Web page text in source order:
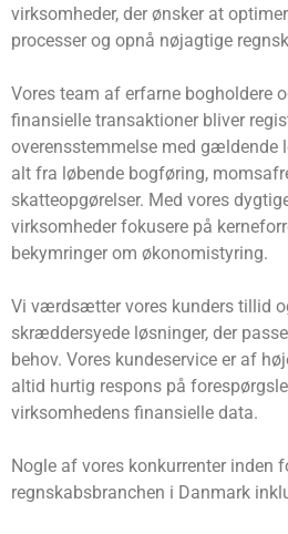
virksomheder, der ønsker at
processer og opnå nøjagtige
Vores team af erfarne bogholdere
finansielle transaktioner bliver
overensstemmelse med gældende
alt fra løbende bogføring,
skatteopgørelser. Med vores
virksomheder fokusere på
bekymringer om økonomistyring.
Vi værdsætter vores kunders tillid
skræddersyede løsninger, der
behov. Vores kundeservice er af
altid hurtig respons på
virksomhedens finansielle data.
Nogle af vores konkurrenter inden
regnskabsbranchen i Danmark